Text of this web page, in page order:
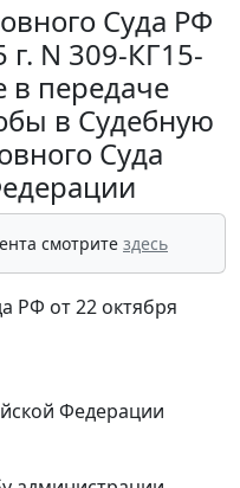
Суда РФ
г. N 309-КГ15-
в передаче
в Судебную
Суда
смотрите здесь
РФ от 22 октября
Федерации